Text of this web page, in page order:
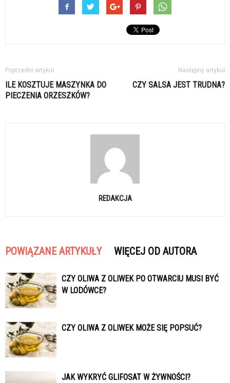
Poprzedni artykuł
ILE KOSZTUJE MASZYNKA DO
PIECZENIA ORZESZKÓW?
Następny artykuł
CZY SALSA JEST TRUDNA?
REDAKCJA
POWIĄZANE ARTYKUŁY WIĘCEJ OD AUTORA
CZY OLIWA Z OLIWEK PO OTWARCIU MUSI BYĆ
W LODÓWCE?
CZY OLIWA Z OLIWEK MOŻE SIĘ POPSUĆ?
JAK WYKRYĆ GLIFOSAT W ŻYWNOŚCI?